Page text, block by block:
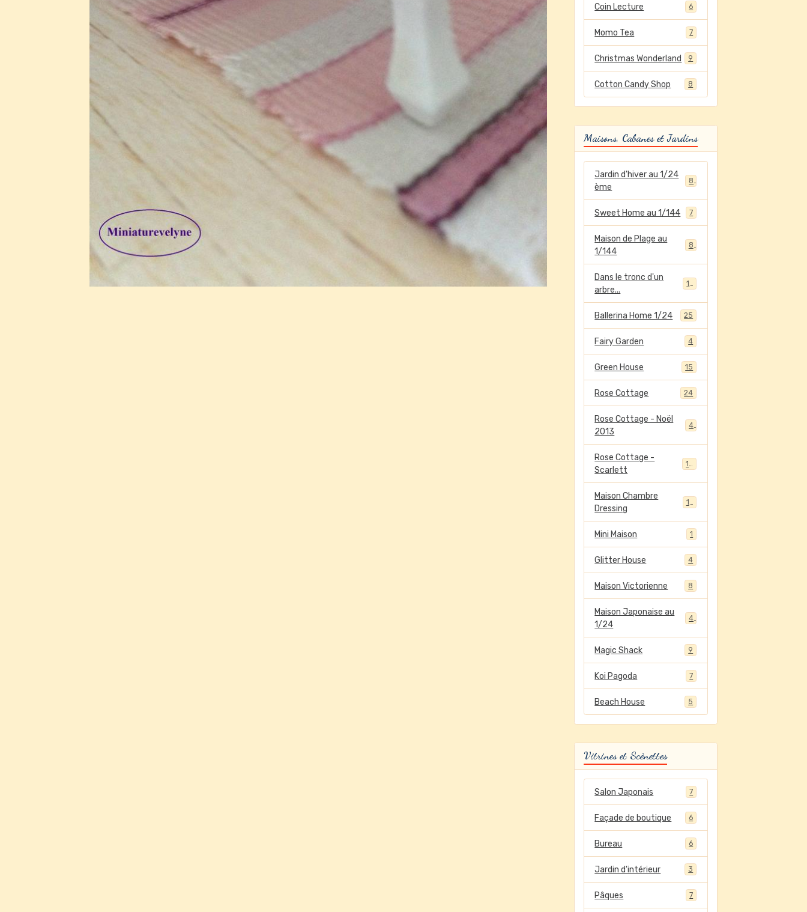
Coin Lecture 6
Momo Tea 7
Christmas Wonderland 9
Cotton Candy Shop 8
Maisons, Cabanes et Jardins
Jardin d'hiver au 1/24
ème
Sweet Home au 1/144 7
Maison de Plage au
1/144
Dans le tronc d'un
arbre...
Ballerina Home 1/24 25
Fairy Garden 4
Green House 15
Rose Cottage 24
Rose Cottage - Noël
2013
4
Rose Cottage -
Scarlett
Maison Chambre
Dressing
Mini Maison 1
Glitter House 4
Maison Victorienne 8
Maison Japonaise au
1/24
4
Magic Shack 9
Koi Pagoda 7
Beach House 5
Vitrines et Scènettes
Salon Japonais 7
Façade de boutique 6
Bureau 6
Jardin d'intérieur 3
Pâques 7